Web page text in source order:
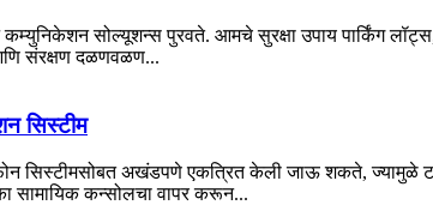
कम्युनिकेशन सोल्यूशन्स पुरवते. आमचे सुरक्षा उपाय पार्किंग
संरक्षण दळणवळण...
सिस्टीम
सिस्टीमसोबत अखंडपणे एकत्रित केली जाऊ शकते,
सामायिक कन्सोलचा वापर करून...